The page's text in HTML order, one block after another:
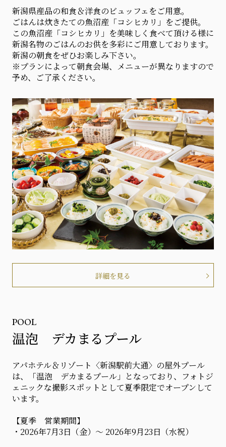
新潟県産品の和食＆洋食のビュッフェをご用意。
ごはんは炊きたての魚沼産「コシヒカリ」をご提供。
この魚沼産「コシヒカリ」を美味しく食べて頂ける様に
新潟名物のごはんのお供を多彩にご用意しております。
新潟の朝食をぜひお楽しみ下さい。
※プランによって朝食会場、メニューが異なりますので
予め、ご了承ください。
詳細を見る
POOL
温泡 デカまるプール
アパホテル＆リゾート〈新潟駅前大通〉の屋外プール
は、「温泡 デカまるプール」となっており、フォトジ
ェニックな撮影スポットとして夏季限定でオープンして
います。
【夏季 営業期間】
・2026年7月3日（金）〜 2026年9月23日（水祝）